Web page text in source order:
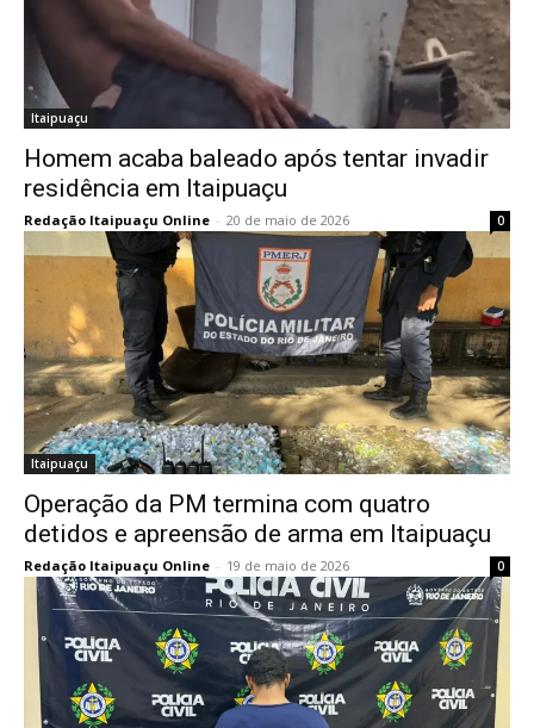
Itaipuaçu
Homem acaba baleado após tentar invadir
residência em Itaipuaçu
Redação Itaipuaçu Online - 20 de maio de 2026 0
Itaipuaçu
Operação da PM termina com quatro
detidos e apreensão de arma em Itaipuaçu
Redação Itaipuaçu Online - 19 de maio de 2026 0